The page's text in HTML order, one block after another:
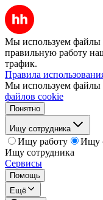
Мы используем файлы
правильную работу
трафик.
Правила
Мы используем файлы
файлов cookie
Понятно
Ищу сотрудника
Ищу работу
Ищу
Ищу сотрудника
Сервисы
Помощь
Ещё